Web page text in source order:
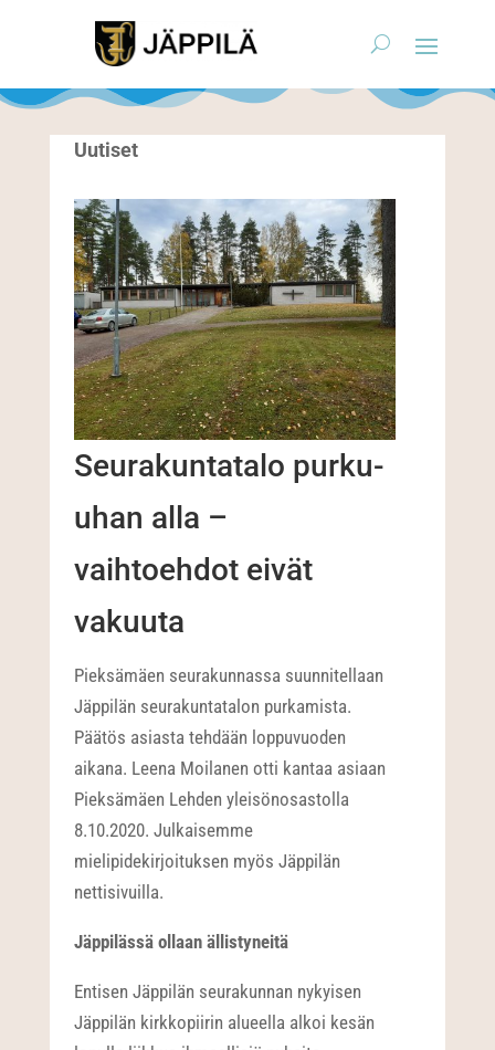
Uutiset
Seurakuntatalo purku-
uhan alla –
vaihtoehdot eivät
vakuuta
Pieksämäen seurakunnassa suunnitellaan
Jäppilän seurakuntatalon purkamista.
Päätös asiasta tehdään loppuvuoden
aikana. Leena Moilanen otti kantaa asiaan
Pieksämäen Lehden yleisönosastolla
8.10.2020. Julkaisemme
mielipidekirjoituksen myös Jäppilän
nettisivuilla.
Jäppilässä ollaan ällistyneitä
Entisen Jäppilän seurakunnan nykyisen
Jäppilän kirkkopiirin alueella alkoi kesän